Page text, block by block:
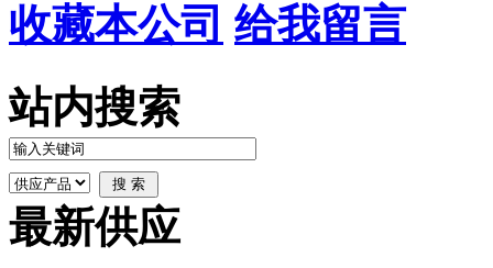
收藏本公司 给我留言
站内搜索
最新供应